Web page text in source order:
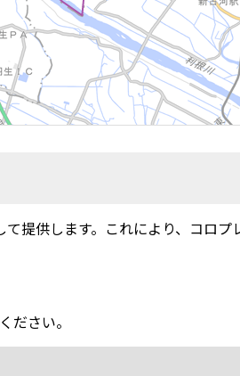
提供します。これにより、コロ
ださい。